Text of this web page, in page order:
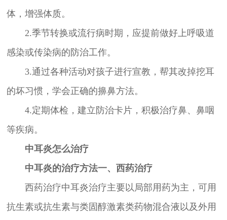
体，增强体质。
2.季节转换或流行病时期，应提前做好上呼吸道
感染或传染病的防治工作。
3.通过各种活动对孩子进行宣教，帮其改掉挖耳
的坏习惯，学会正确的擤鼻方法。
4.定期体检，建立防治卡片，积极治疗鼻、鼻咽
等疾病。
中耳炎怎么治疗
中耳炎的治疗方法一、西药治疗
西药治疗中耳炎治疗主要以局部用药为主，可用
抗生素或抗生素与类固醇激素类药物混合液以及外用